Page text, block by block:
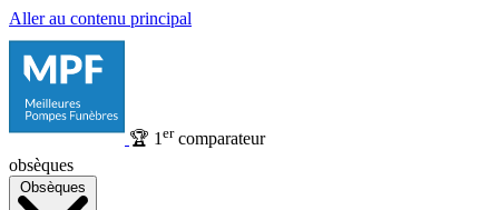
Aller au contenu principal
🏆 1 ercomparateur
obsèques
Obsèques